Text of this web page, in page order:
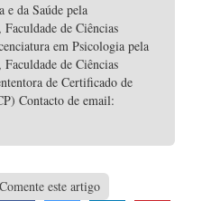
e da Saúde pela
de Ciências
em Psicologia pela
de Ciências
de Certificado de
Contacto de email:
Comente este artigo